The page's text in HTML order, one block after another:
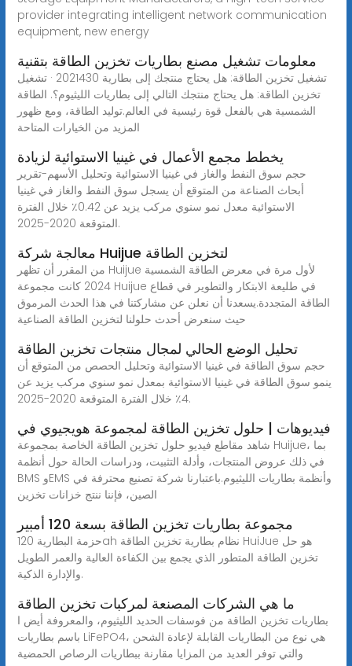
provider integrating intelligent network communication
equipment, new energy
معلومات تشغيل مصنع بطاريات تخزين الطاقة بتقنية
تشغيل تخزين الطاقة: هل يحتاج منتجك إلى بطارية 2021430 · تشغيل
تخزين الطاقة: هل يحتاج منتجك التالي إلى بطاريات الليثيوم؟. الطاقة
الشمسية هي بالفعل قوة رئيسية في العالم.توليد الطاقة، ومع ظهور
المزيد من الخيارات المتاحة
يخطط مجمع الأعمال في غينيا الاستوائية لزيادة
حجم سوق النفط والغاز في غينيا الاستوائية وتحليل الأسهم-تقرير
أبحاث الصناعة من المتوقع أن يسجل سوق النفط والغاز في غينيا
الاستوائية معدل نمو سنوي مركب يزيد عن 0.42٪ خلال الفترة
المتوقعة 2020-2025.
معالجة شركة Huijue لتخزين الطاقة
من المقرر أن تظهر Huijue لأول مرة في معرض الطاقة الشمسية
2024 كانت مجموعة Huijue في طليعة الابتكار والتطوير في قطاع
الطاقة المتجددة.يسعدنا أن نعلن عن مشاركتنا في هذا الحدث المرموق
حيث سنعرض أحدث حلولنا لتخزين الطاقة الصناعية
تحليل الوضع الحالي لمجال منتجات تخزين الطاقة
حجم سوق الطاقة في غينيا الاستوائية وتحليل الحصص من المتوقع أن
ينمو سوق الطاقة في غينيا الاستوائية بمعدل نمو سنوي مركب يزيد عن
4٪ خلال الفترة المتوقعة 2020-2025.
فيديوهات | حلول تخزين الطاقة لمجموعة هويجيوي في
شاهد مقاطع فيديو حلول تخزين الطاقة الخاصة بمجموعة Huijue، بما
في ذلك عروض المنتجات، وأدلة التثبيت، ودراسات الحالة حول أنظمة
BMS وEMS وأنظمة بطاريات الليثيوم.باعتبارنا شركة تصنيع محترفة في
الصين، فإننا ننتج خزانات تخزين
مجموعة بطاريات تخزين الطاقة بسعة 120 أمبير
حزمة البطارية 120ah نظام بطارية تخزين الطاقة HuiJue هو حل
تخزين الطاقة المتطور الذي يجمع بين الكفاءة العالية والعمر الطويل
والإدارة الذكية.
ما هي الشركات المصنعة لمركبات تخزين الطاقة
بطاريات تخزين الطاقة من فوسفات الحديد الليثيوم، والمعروفة أيض ا
باسم بطاريات LiFePO4، هي نوع من البطاريات القابلة لإعادة الشحن
والتي توفر العديد من المزايا مقارنة ببطاريات الرصاص الحمضية